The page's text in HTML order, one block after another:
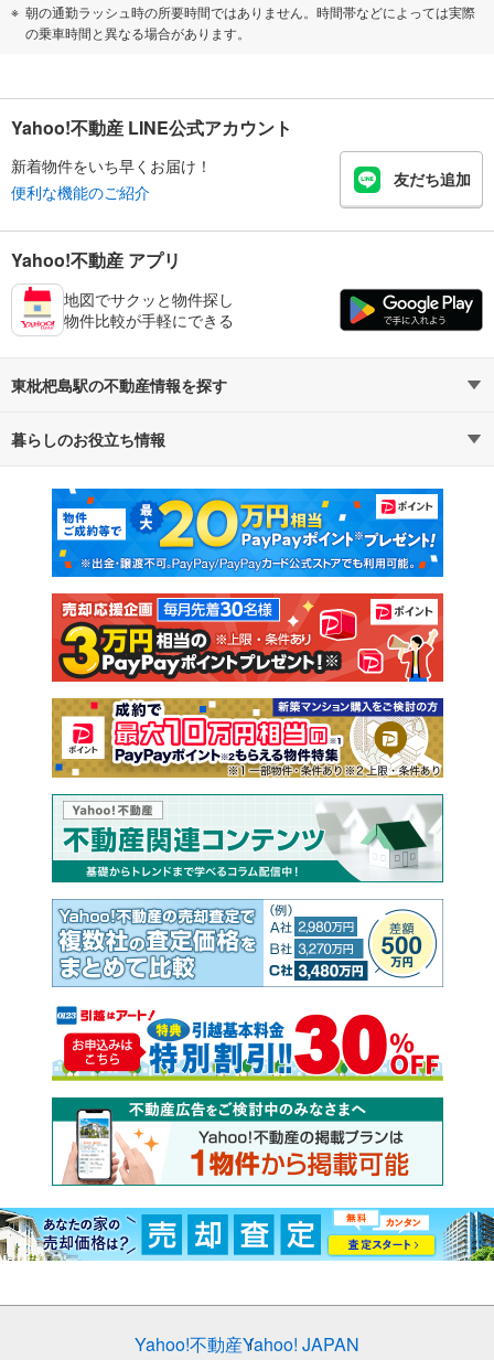
朝の通勤ラッシュ時の所要時間ではありません。時間帯などによっては実際
の乗車時間と異なる場合があります。
Yahoo!不動産 LINE公式アカウント
新着物件をいち早くお届け！
便利な機能のご紹介
友だち追加
Yahoo!不動産 アプリ
地図でサクッと物件探し
物件比較が手軽にできる
東枇杷島駅の不動産情報を探す
不動産・住宅
新築マンション 中古マンション
新築一戸建て 中古一戸建て
注文住宅 土地
売却査定
暮らしのお役立ち情報
マンションカタログ 教えて！住まいの先生
Yahoo!不動産Yahoo! JAPAN